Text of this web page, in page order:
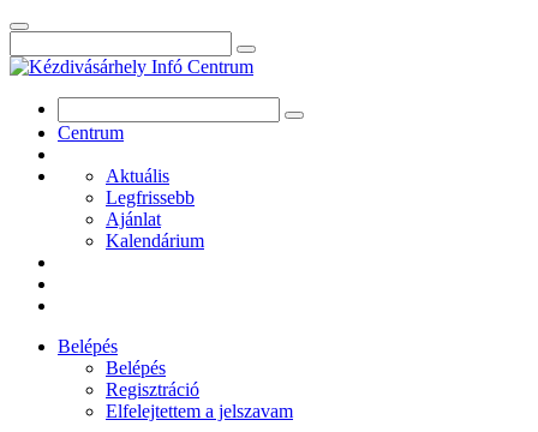
Centrum
Aktuális
Legfrissebb
Ajánlat
Kalendárium
Belépés
Belépés
Regisztráció
Elfelejtettem a jelszavam